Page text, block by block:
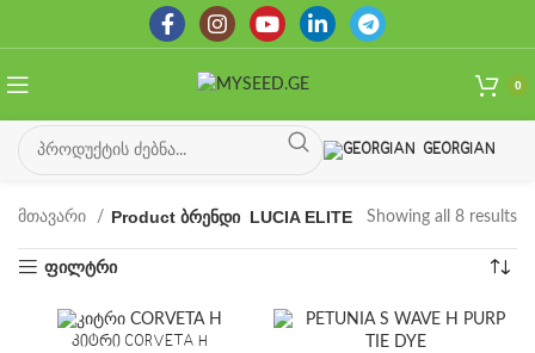
0
GEORGIAN
მთავარი Product ბრენდი LUCIA ELITE Showing all 8 results
ფილტრი
კიტრი CORVETA H